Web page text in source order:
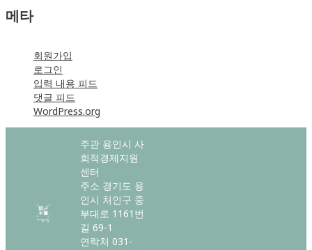
메타
회원가입
로그인
입력 내용 피드
댓글 피드
WordPress.org
주관 용인시 사
회적경제지원
센터
주소 경기도 용
인시 처인구 중
부대로 1161번
길 69-1
연락처 031-